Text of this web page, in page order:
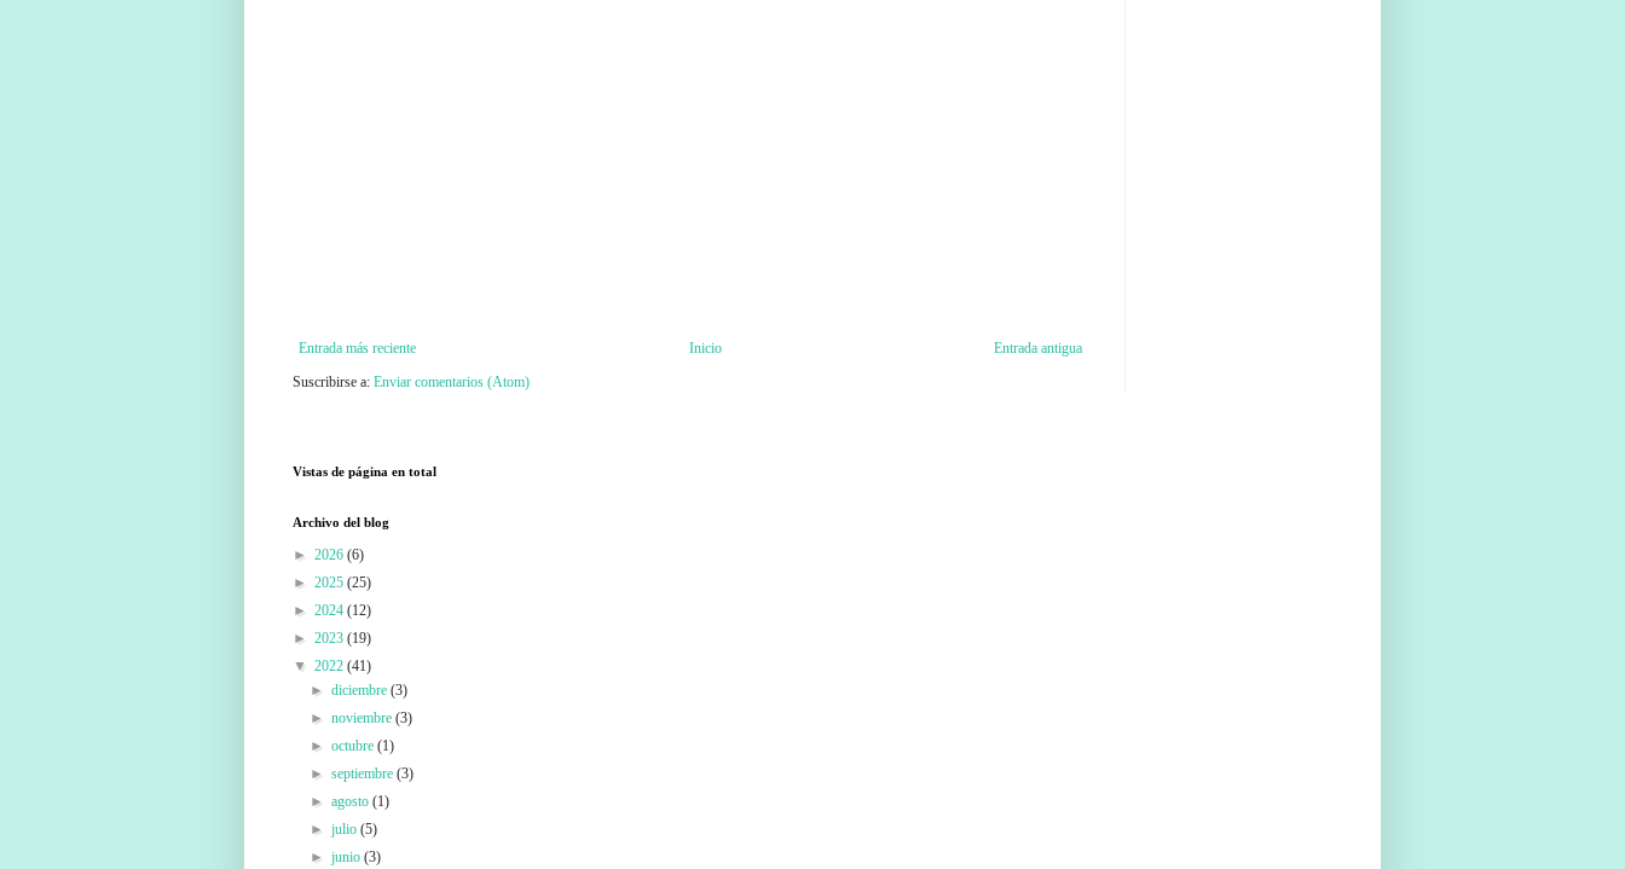
Entrada más reciente Entrada antigua
Inicio
Suscribirse a: Enviar comentarios (Atom)
Vistas de página en total
Archivo del blog
► 2026 (6)
► 2025 (25)
► 2024 (12)
► 2023 (19)
▼ 2022 (41)
►diciembre(3)
►noviembre(3)
►octubre(1)
►septiembre(3)
►agosto(1)
►julio(5)
►junio(3)